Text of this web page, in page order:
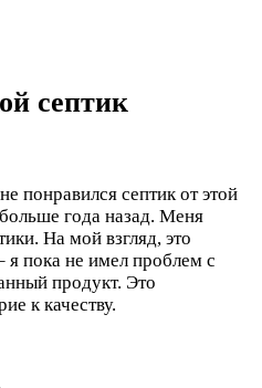
септик
понравился септик от этой
года назад. Меня
На мой взгляд, это
я пока не имел проблем с
продукт. Это
к качеству.